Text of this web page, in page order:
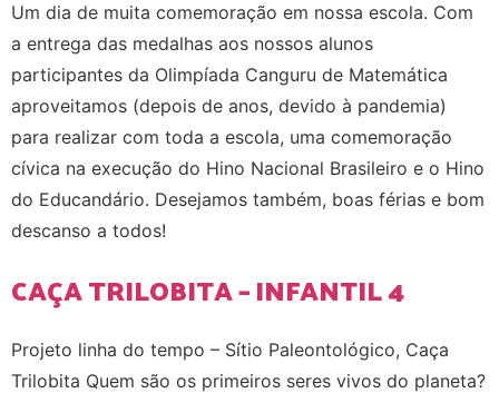
Um dia de muita comemoração em nossa escola. Com
a entrega das medalhas aos nossos alunos
participantes da Olimpíada Canguru de Matemática
aproveitamos (depois de anos, devido à pandemia)
para realizar com toda a escola, uma comemoração
cívica na execução do Hino Nacional Brasileiro e o Hino
do Educandário. Desejamos também, boas férias e bom
descanso a todos!
CAÇA TRILOBITA – INFANTIL 4
Projeto linha do tempo – Sítio Paleontológico, Caça
Trilobita Quem são os primeiros seres vivos do planeta?